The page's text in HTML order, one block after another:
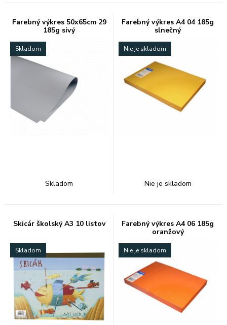
Farebný výkres 50x65cm 29
185g sivý
Skladom
Skladom
Farebný výkres A4 04 185g
slnečný
Nie je skladom
Nie je skladom
Skicár školský A3 10 listov
Skladom
Farebný výkres A4 06 185g
oranžový
Nie je skladom